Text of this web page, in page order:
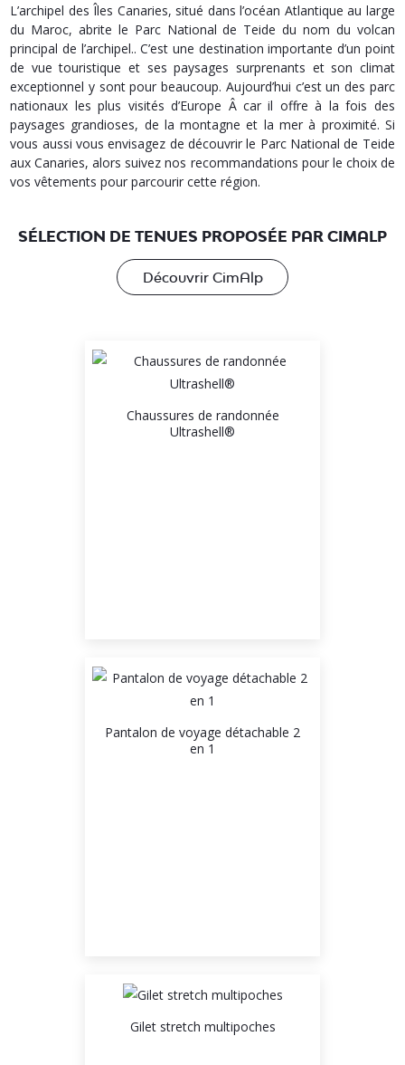
L’archipel des Îles Canaries, situé dans l’océan Atlantique au large
du Maroc, abrite le Parc National de Teide du nom du volcan
principal de l’archipel.. C’est une destination importante d’un point
de vue touristique et ses paysages surprenants et son climat
exceptionnel y sont pour beaucoup. Aujourd’hui c’est un des parc
nationaux les plus visités d’Europe Â car il offre à la fois des
paysages grandioses, de la montagne et la mer à proximité. Si
vous aussi vous envisagez de découvrir le Parc National de Teide
aux Canaries, alors suivez nos recommandations pour le choix de
vos vêtements pour parcourir cette région.
SÉLECTION DE TENUES PROPOSÉE PAR CIMALP
Découvrir CimAlp
Chaussures de randonnée
Ultrashell®
Pantalon de voyage détachable 2
en 1
Gilet stretch multipoches